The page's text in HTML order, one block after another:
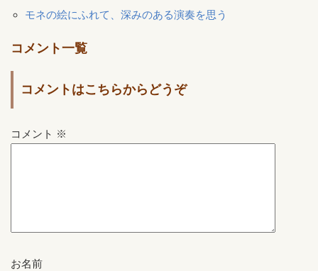
モネの絵にふれて、深みのある演奏を思う
コメント一覧
コメントはこちらからどうぞ
コメント ※
お名前